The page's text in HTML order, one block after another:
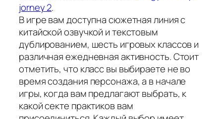
jorney 2.
В игре вам доступна сюжетная линия с
китайской озвучкой и текстовым
дублированием, шесть игровых классов и
различная ежедневная активность. Стоит
отметить, что класс вы выбираете не во
время создания персонажа, а в начале
игры, когда вам предлагают выбрать, к
какой секте практиков вам